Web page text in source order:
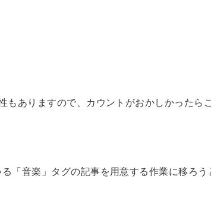
もありますので、カウントがおかしかったら
「音楽」タグの記事を用意する作業に移ろう